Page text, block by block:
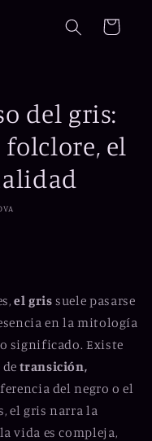
Carrito
del gris:
el
el gris suele pasarse
en la mitología
significado. Existe
detransición,
del negro o el
el gris narra la
vida es compleja,